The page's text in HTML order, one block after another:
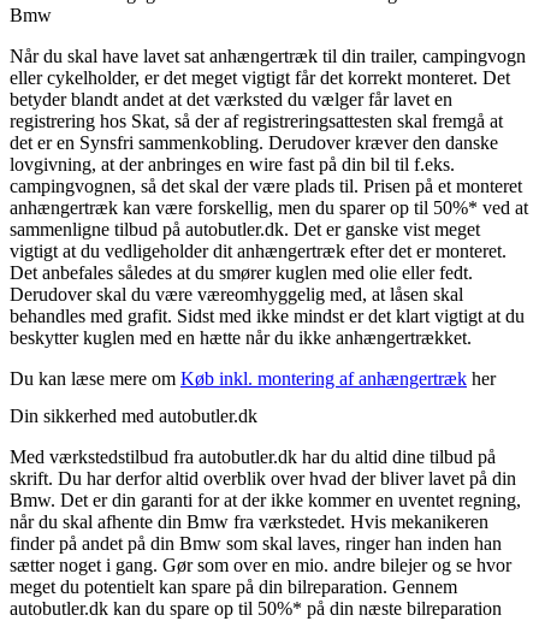
Bmw
Når du skal have lavet sat anhængertræk til din trailer, campingvogn
eller cykelholder, er det meget vigtigt får det korrekt monteret. Det
betyder blandt andet at det værksted du vælger får lavet en
registrering hos Skat, så der af registreringsattesten skal fremgå at
det er en Synsfri sammenkobling. Derudover kræver den danske
lovgivning, at der anbringes en wire fast på din bil til f.eks.
campingvognen, så det skal der være plads til. Prisen på et monteret
anhængertræk kan være forskellig, men du sparer op til 50%* ved at
sammenligne tilbud på autobutler.dk. Det er ganske vist meget
vigtigt at du vedligeholder dit anhængertræk efter det er monteret.
Det anbefales således at du smører kuglen med olie eller fedt.
Derudover skal du være væreomhyggelig med, at låsen skal
behandles med grafit. Sidst med ikke mindst er det klart vigtigt at du
beskytter kuglen med en hætte når du ikke anhængertrækket.
Du kan læse mere om Køb inkl. montering af anhængertræk her
Din sikkerhed med autobutler.dk
Med værkstedstilbud fra autobutler.dk har du altid dine tilbud på
skrift. Du har derfor altid overblik over hvad der bliver lavet på din
Bmw. Det er din garanti for at der ikke kommer en uventet regning,
når du skal afhente din Bmw fra værkstedet. Hvis mekanikeren
finder på andet på din Bmw som skal laves, ringer han inden han
sætter noget i gang. Gør som over en mio. andre bilejer og se hvor
meget du potentielt kan spare på din bilreparation. Gennem
autobutler.dk kan du spare op til 50%* på din næste bilreparation